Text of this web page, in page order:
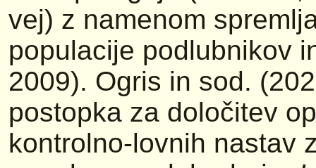
vej) z namenom
populacije podlubnikov
2009). Ogris in sod.
postopka za določitev
kontrolno-lovnih nastav